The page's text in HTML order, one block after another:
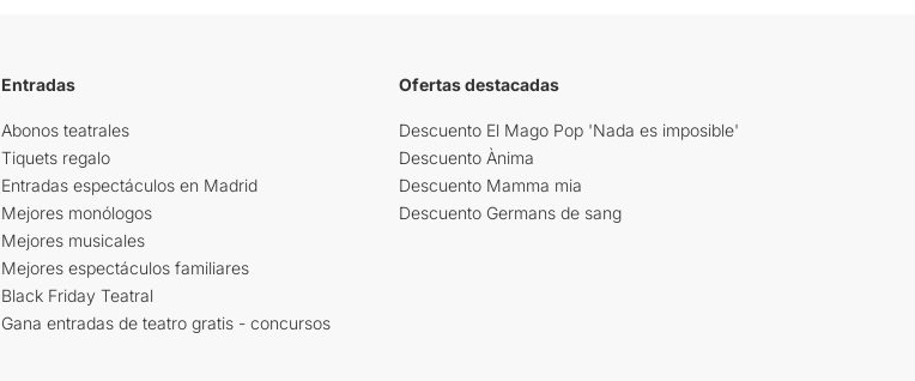
Entradas
Abonos teatrales
Tiquets regalo
Entradas espectáculos en Madrid
Mejores monólogos
Mejores musicales
Mejores espectáculos familiares
Black Friday Teatral
Gana entradas de teatro gratis - concursos
Ofertas destacadas
Descuento El Mago Pop 'Nada es imposible'
Descuento Ànima
Descuento Mamma mia
Descuento Germans de sang